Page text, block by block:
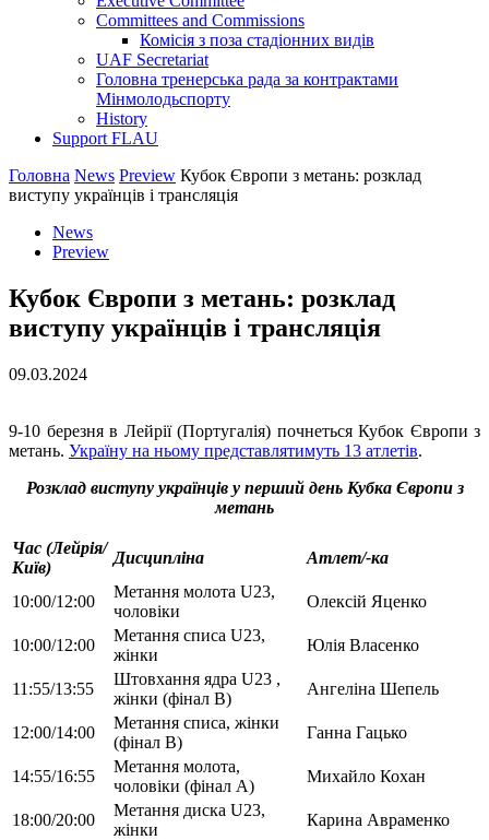
Committees and Commissions
Комісія з поза стадіонних видів
UAF Secretariat
Головна тренерська рада за контрактами
Мінмолодьспорту
History
Support FLAU
Головна News Preview Кубок Європи з метань: розклад
виступу українців і трансляція
News
Preview
Кубок Європи з метань: розклад
виступу українців і трансляція
09.03.2024
9-10 березня в Лейрії (Португалія) почнеться Кубок Європи з
метань. Україну на ньому представлятимуть 13 атлетів.
Розклад виступу українців у перший день Кубка Європи з
метань
Час (Лейрія/
Київ)
Дисципліна Атлет/-ка
10:00/12:00
Метання молота U23,
чоловіки
Олексій Яценко
10:00/12:00
Метання списа U23,
жінки
Юлія Власенко
11:55/13:55
Штовхання ядра U23 ,
жінки (фінал В)
Ангеліна Шепель
12:00/14:00
Метання списа, жінки
(фінал В)
Ганна Гацько
14:55/16:55
Метання молота,
чоловіки (фінал А)
Михайло Кохан
18:00/20:00
Метання диска U23,
жінки
Карина Авраменко